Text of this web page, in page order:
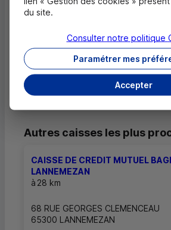
Où trouver les numéros
Comment savoir si mon agence
horaires d'ouverture dédiés
aux rendez-vous ?
Autres caisses les plus
CAISSE DE CREDIT MUTUEL
LANNEMEZAN
à 28 km
68 RUE GEORGES CLEMENCEAU
65300 LANNEMEZAN
du site.
Accepter
Paramétrer mes
Consulter notre politique